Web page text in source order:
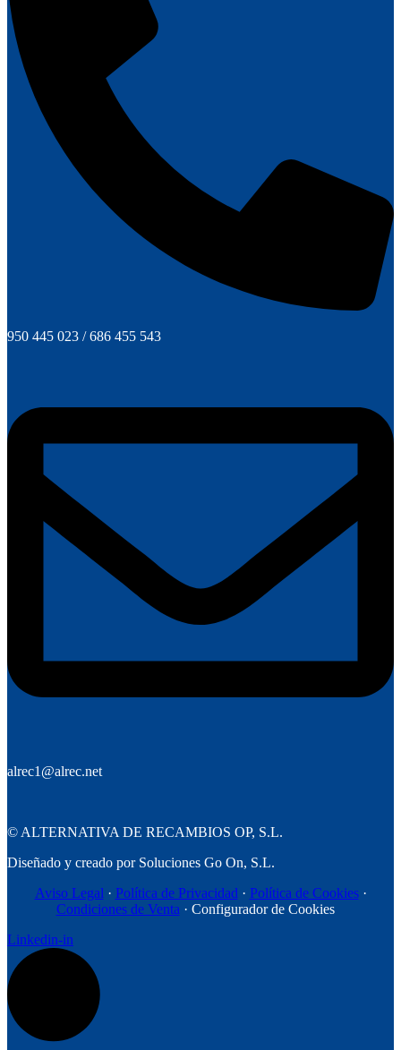
950 445 023 / 686 455 543
alrec1@alrec.net
©ALTERNATIVA DE RECAMBIOS OP, S.L.
Diseñado y creado por Soluciones Go On, S.L.
Aviso Legal· Política de Privacidad· Política de Cookies·
Condiciones de Venta· Configurador de Cookies
Linkedin-in